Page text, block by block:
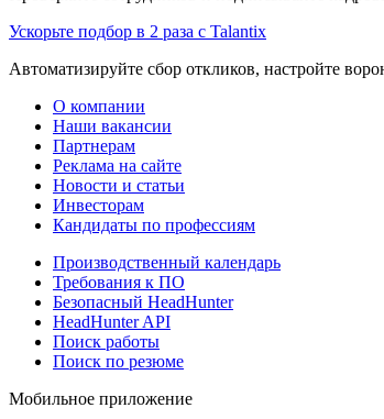
Ускорьте подбор в 2 раза с Talantix
Автоматизируйте сбор откликов, настройте
О компании
Наши вакансии
Партнерам
Реклама на сайте
Новости и статьи
Инвесторам
Кандидаты по профессиям
Производственный календарь
Требования к ПО
Безопасный HeadHunter
HeadHunter API
Поиск работы
Поиск по резюме
Мобильное приложение